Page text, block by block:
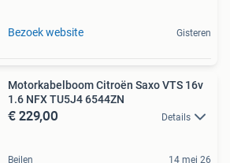
Bezoek website Gisteren
Motorkabelboom Citroën Saxo VTS 16v
1.6 NFX TU5J4 6544ZN
€ 229,00 Details
Beilen 14 mei 26